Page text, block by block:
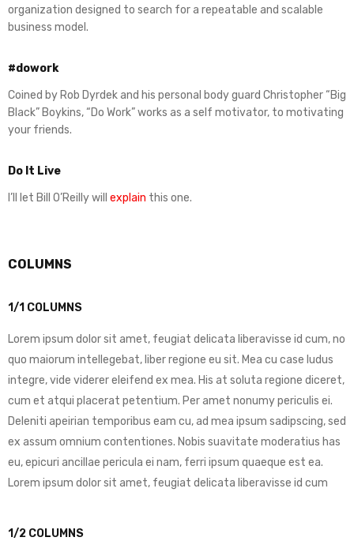
organization designed to search for a repeatable and scalable
business model.
#dowork
Coined by Rob Dyrdek and his personal body guard Christopher “Big
Black” Boykins, “Do Work” works as a self motivator, to motivating
your friends.
Do It Live
I’ll let Bill O’Reilly will explain this one.
COLUMNS
1/1 COLUMNS
Lorem ipsum dolor sit amet, feugiat delicata liberavisse id cum, no
quo maiorum intellegebat, liber regione eu sit. Mea cu case ludus
integre, vide viderer eleifend ex mea. His at soluta regione diceret,
cum et atqui placerat petentium. Per amet nonumy periculis ei.
Deleniti apeirian temporibus eam cu, ad mea ipsum sadipscing, sed
ex assum omnium contentiones. Nobis suavitate moderatius has
eu, epicuri ancillae pericula ei nam, ferri ipsum quaeque est ea.
Lorem ipsum dolor sit amet, feugiat delicata liberavisse id cum
1/2 COLUMNS